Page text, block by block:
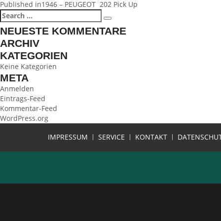
BEITRAGSNAVIGATION
Published in1946 – PEUGEOT 202 Pick Up
Search
for:
Search
NEUESTE KOMMENTARE
ARCHIV
KATEGORIEN
Keine Kategorien
META
Anmelden
Eintrags-Feed
Kommentar-Feed
WordPress.org
IMPRESSUM
SERVICE KONTAKT